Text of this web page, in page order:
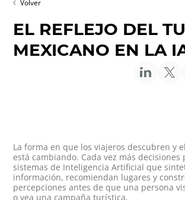
Volver
EL REFLEJO DEL
MEXICANO EN LA
La forma en que los viajeros descubren y
está cambiando. Cada vez más decisiones
sistemas de Inteligencia Artificial que
información, recomiendan lugares y
percepciones antes de que una persona
o vea una campaña turística.